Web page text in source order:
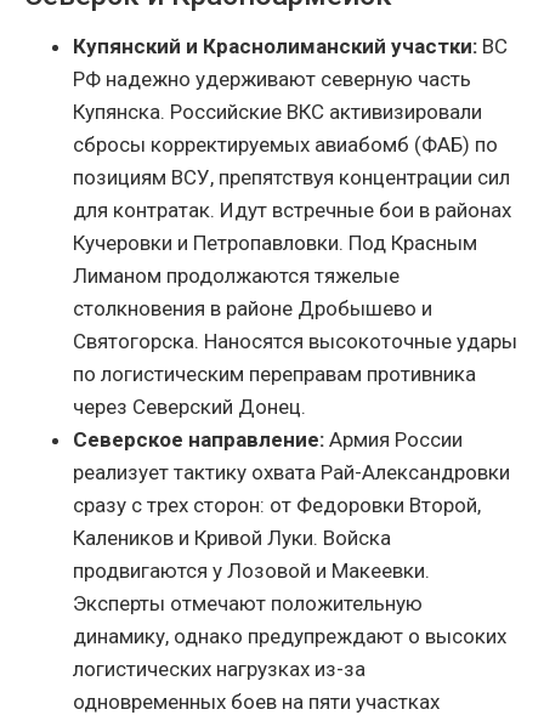
Купянский и Краснолиманский участки: ВС
РФ надежно удерживают северную часть
Купянска. Российские ВКС активизировали
сбросы корректируемых авиабомб (ФАБ) по
позициям ВСУ, препятствуя концентрации сил
для контратак. Идут встречные бои в районах
Кучеровки и Петропавловки. Под Красным
Лиманом продолжаются тяжелые
столкновения в районе Дробышево и
Святогорска. Наносятся высокоточные удары
по логистическим переправам противника
через Северский Донец.
Северское направление: Армия России
реализует тактику охвата Рай-Александровки
сразу с трех сторон: от Федоровки Второй,
Калеников и Кривой Луки. Войска
продвигаются у Лозовой и Макеевки.
Эксперты отмечают положительную
динамику, однако предупреждают о высоких
логистических нагрузках из-за
одновременных боев на пяти участках